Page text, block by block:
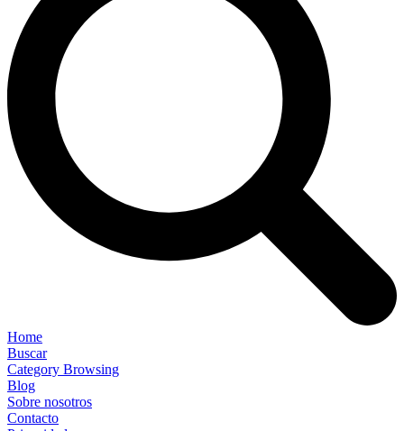
Home
Buscar
Category Browsing
Blog
Sobre nosotros
Contacto